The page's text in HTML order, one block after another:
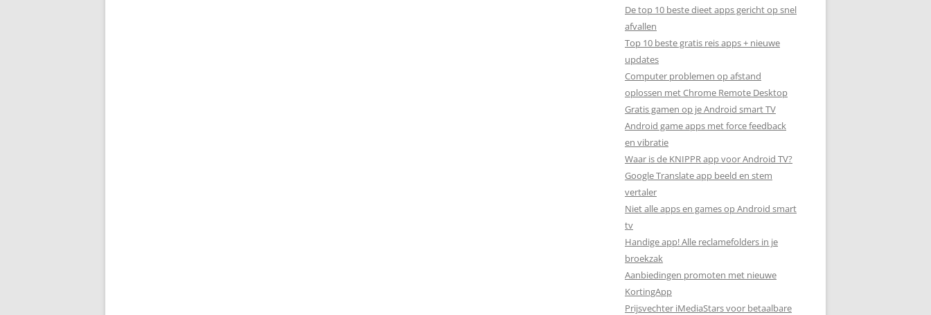
De top 10 beste dieet apps gericht op snel
afvallen
Top 10 beste gratis reis apps + nieuwe
updates
Computer problemen op afstand
oplossen met Chrome Remote Desktop
Gratis gamen op je Android smart TV
Android game apps met force feedback
en vibratie
Waar is de KNIPPR app voor Android TV?
Google Translate app beeld en stem
vertaler
Niet alle apps en games op Android smart
tv
Handige app! Alle reclamefolders in je
broekzak
Aanbiedingen promoten met nieuwe
KortingApp
Prijsvechter iMediaStars voor betaalbare